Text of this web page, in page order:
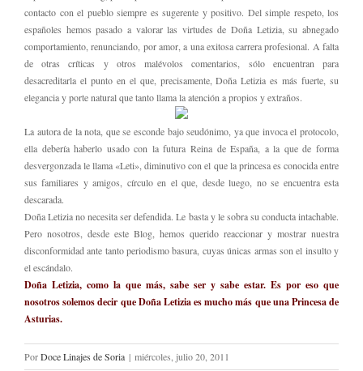
contacto con el pueblo siempre es sugerente y positivo. Del simple respeto, los
españoles hemos pasado a valorar las virtudes de Doña Letizia, su abnegado
comportamiento, renunciando, por amor, a una exitosa carrera profesional. A falta
de otras críticas y otros malévolos comentarios, sólo encuentran para
desacreditarla el punto en el que, precisamente, Doña Letizia es más fuerte, su
elegancia y porte natural que tanto llama la atención a propios y extraños.
La autora de la nota, que se esconde bajo seudónimo, ya que invoca el protocolo,
ella debería haberlo usado con la futura Reina de España, a la que de forma
desvergonzada le llama «Leti», diminutivo con el que la princesa es conocida entre
sus familiares y amigos, círculo en el que, desde luego, no se encuentra esta
descarada.
Doña Letizia no necesita ser defendida. Le basta y le sobra su conducta intachable.
Pero nosotros, desde este Blog, hemos querido reaccionar y mostrar nuestra
disconformidad ante tanto periodismo basura, cuyas únicas armas son el insulto y
el escándalo.
Doña Letizia, como la que más, sabe ser y sabe estar. Es por eso que
nosotros solemos decir que Doña Letizia es mucho más que una Princesa de
Asturias.
PorDoce Linajes de Soria | miércoles, julio 20, 2011